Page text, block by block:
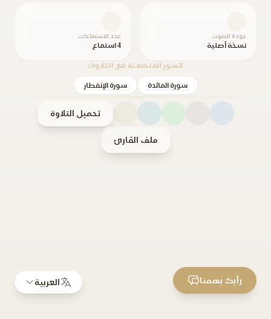
جودة الصوت
نسخة أصلية
عدد الاستماعات
4 استماع
السور المتضمنة في التلاوة:
سورة المائدة سورة الإنفطار
تحميل التلاوة
ملف القارئ
العربية رأيك يهمنا